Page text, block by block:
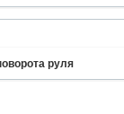
руля